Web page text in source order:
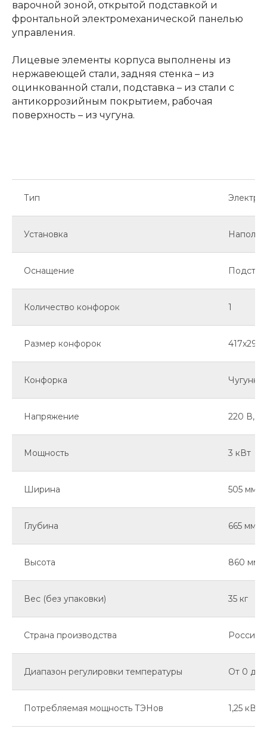
варочной зоной, открытой подставкой и
фронтальной электромеханической панелью
управления.
Лицевые элементы корпуса выполнены из
нержавеющей стали, задняя стенка – из
оцинкованной стали, подставка – из стали с
антикоррозийным покрытием, рабочая
поверхность – из чугуна.
Тип
Установка
Оснащение
Количество конфорок 1
Размер конфорок
Конфорка
Напряжение 220 В,
Мощность 3 кВт
Ширина 505 мм
Глубина 665 мм
Высота 860 мм
Вес (без упаковки) 35 кг
Страна производства Россия
Диапазон регулировки температуры От 0 до
Потребляемая мощность ТЭНов 1,25 кВт